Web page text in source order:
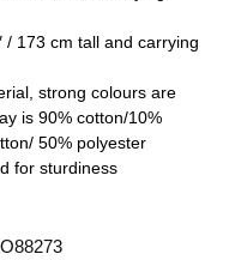
/ 173 cm tall and carrying
strong colours are
is 90% cotton/10%
50% polyester
for sturdiness